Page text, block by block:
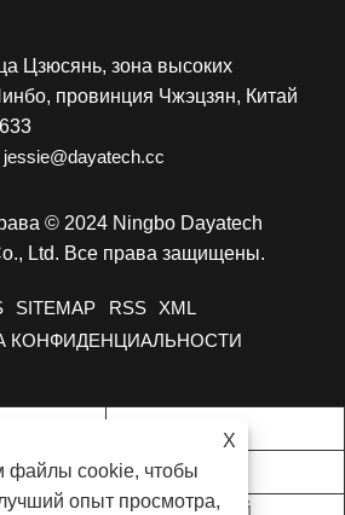
X
файлы cookie, чтобы
опыт просмотра,
Цзюсянь, зона высоких
провинция Чжэцзян, Китай
jessie@dayatech.cc
© 2024 Ningbo Dayatech
Ltd. Все права защищены.
SITEMAP RSS
XML
КОНФИДЕНЦИАЛЬНОСТИ
Т/Т
Чжэцзян, Китай